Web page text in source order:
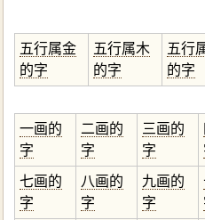
五行属金
的字
五行属木
的字
五行
的字
一画的
字
二画的
字
三画的
字
七画的
字
八画的
字
九画的
字